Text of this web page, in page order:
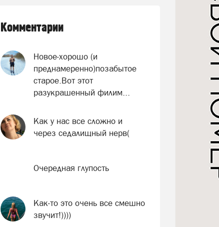
Комментарии
Новое-хорошо (и
преднамеренно)позабытое
старое.Вот этот
разукрашенный филим...
Как у нас все сложно и
через седалищный нерв(
Очередная глупость
Как-то это очень все смешно
звучит!))))